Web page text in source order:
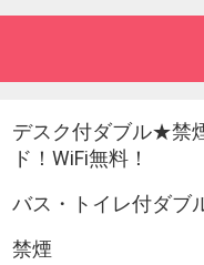
レビ（地上デジタル
カー対応充電器
貸出）
き空気清浄器
デスク付ダブル★禁
ド！WiFi無料！
バス・トイレ付ダブ
禁煙